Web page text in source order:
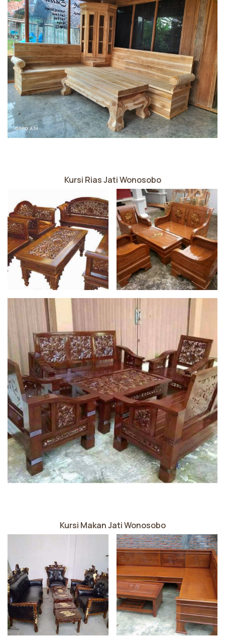
Kursi Rias Jati Wonosobo
Kursi Makan Jati Wonosobo